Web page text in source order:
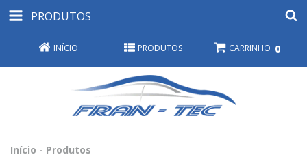
PRODUTOS
INÍCIO PRODUTOS CARRINHO 0
Início - Produtos